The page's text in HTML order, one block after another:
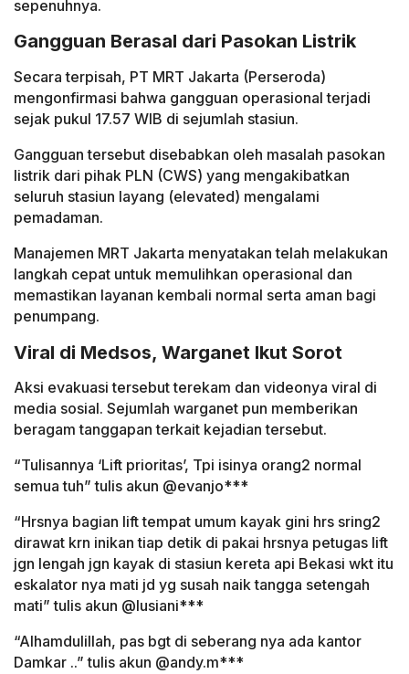
sepenuhnya.
Gangguan Berasal dari Pasokan Listrik
Secara terpisah, PT MRT Jakarta (Perseroda)
mengonfirmasi bahwa gangguan operasional terjadi
sejak pukul 17.57 WIB di sejumlah stasiun.
Gangguan tersebut disebabkan oleh masalah pasokan
listrik dari pihak PLN (CWS) yang mengakibatkan
seluruh stasiun layang (elevated) mengalami
pemadaman.
Manajemen MRT Jakarta menyatakan telah melakukan
langkah cepat untuk memulihkan operasional dan
memastikan layanan kembali normal serta aman bagi
penumpang.
Viral di Medsos, Warganet Ikut Sorot
Aksi evakuasi tersebut terekam dan videonya viral di
media sosial. Sejumlah warganet pun memberikan
beragam tanggapan terkait kejadian tersebut.
“Tulisannya ‘Lift prioritas’, Tpi isinya orang2 normal
semua tuh” tulis akun @evanjo***
“Hrsnya bagian lift tempat umum kayak gini hrs sring2
dirawat krn inikan tiap detik di pakai hrsnya petugas lift
jgn lengah jgn kayak di stasiun kereta api Bekasi wkt itu
eskalator nya mati jd yg susah naik tangga setengah
mati” tulis akun @lusiani***
“Alhamdulillah, pas bgt di seberang nya ada kantor
Damkar ..” tulis akun @andy.m***